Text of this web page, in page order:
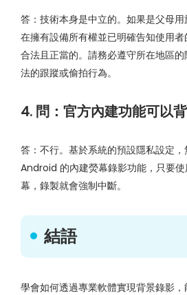
答：技術本身是中立的。如果是父母
在擁有設備所有權並已明確告知使用
合法且正當的。請務必遵守所在地區
法的跟蹤或偷拍行為。
4. 問：官方內建功能可以
答：不行。基於系統的預設隱私設定
Android 的內建熒幕錄影功能，只要
幕，錄製就會強制中斷。
結語
學會如何透過專業軟體實現背景錄影